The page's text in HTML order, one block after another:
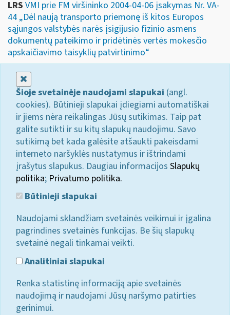
LRS VMI prie FM viršininko 2004-04-06 įsakymas Nr. VA-
44 „Dėl naują transporto priemonę iš kitos Europos
sąjungos valstybės narės įsigijusio fizinio asmens
dokumentų pateikimo ir pridėtinės vertės mokesčio
apskaičiavimo taisyklių patvirtinimo“
Šioje svetainėje naudojami slapukai (angl.
cookies). Būtinieji slapukai įdiegiami automatiškai
ir jiems nėra reikalingas Jūsų sutikimas. Taip pat
galite sutikti ir su kitų slapukų naudojimu. Savo
sutikimą bet kada galėsite atšaukti pakeisdami
interneto naršyklės nustatymus ir ištrindami
įrašytus slapukus. Daugiau informacijos Slapukų
politika; Privatumo politika.
Būtinieji slapukai
Naudojami sklandžiam svetainės veikimui ir įgalina
pagrindines svetainės funkcijas. Be šių slapukų
svetainė negali tinkamai veikti.
Analitiniai slapukai
Renka statistinę informaciją apie svetainės
naudojimą ir naudojami Jūsų naršymo patirties
gerinimui.